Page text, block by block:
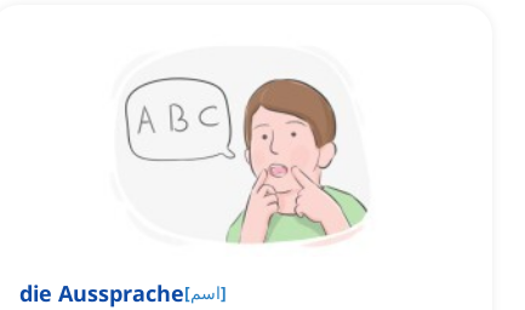
die Aussprache[اسم]